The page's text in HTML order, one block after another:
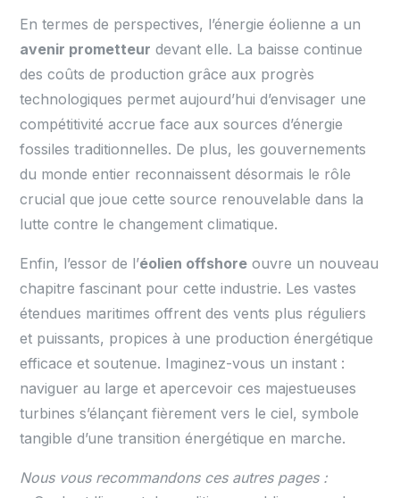
En termes de perspectives, l’énergie éolienne a un
avenir prometteur devant elle. La baisse continue
des coûts de production grâce aux progrès
technologiques permet aujourd’hui d’envisager une
compétitivité accrue face aux sources d’énergie
fossiles traditionnelles. De plus, les gouvernements
du monde entier reconnaissent désormais le rôle
crucial que joue cette source renouvelable dans la
lutte contre le changement climatique.
Enfin, l’essor de l’éolien offshore ouvre un nouveau
chapitre fascinant pour cette industrie. Les vastes
étendues maritimes offrent des vents plus réguliers
et puissants, propices à une production énergétique
efficace et soutenue. Imaginez-vous un instant :
naviguer au large et apercevoir ces majestueuses
turbines s’élançant fièrement vers le ciel, symbole
tangible d’une transition énergétique en marche.
Nous vous recommandons ces autres pages :